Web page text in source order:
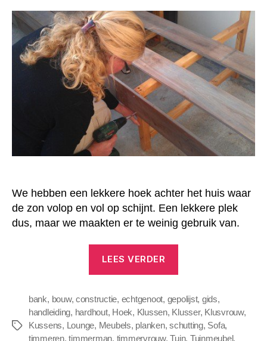
We hebben een lekkere hoek achter het huis waar
de zon volop en vol op schijnt. Een lekkere plek
dus, maar we maakten er te weinig gebruik van.
LEES VERDER
met
opbergruimte”
Tags
bank, bouw, constructie, echtgenoot, gepolijst, gids,
handleiding, hardhout, Hoek, Klussen, Klusser, Klusvrouw,
Kussens, Lounge, Meubels, planken,schutting, Sofa,
timmeren,timmerman, timmervrouw,Tuin, Tuinmeubel,